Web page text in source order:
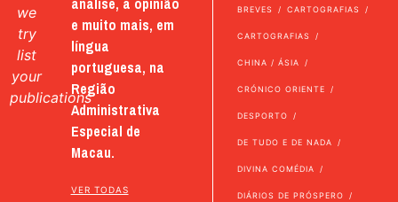
we
try
list
your
publications
e muito mais, em
língua
portuguesa, na
Região
Administrativa
Especial de
Macau.
VER TODAS
BREVES CARTOGRAFIAS
CARTOGRAFIAS
CHINA / ÁSIA
CRÓNICO ORIENTE
DESPORTO
DE TUDO E DE NADA
DIVINA COMÉDIA
DIÁRIOS DE PRÓSPERO